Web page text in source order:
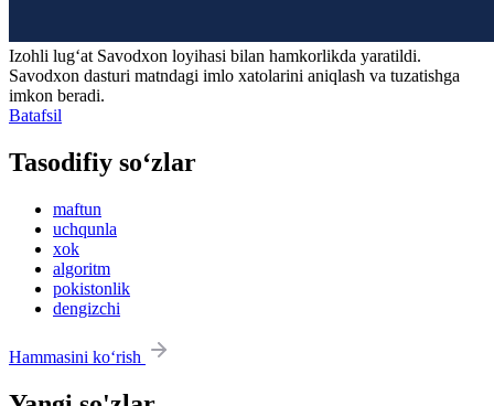
Izohli lugʻat Savodxon loyihasi bilan hamkorlikda yaratildi.
Savodxon dasturi matndagi imlo xatolarini aniqlash va tuzatishga
imkon beradi.
Batafsil
Tasodifiy so‘zlar
maftun
uchqunla
xok
algoritm
pokistonlik
dengizchi
Hammasini ko‘rish